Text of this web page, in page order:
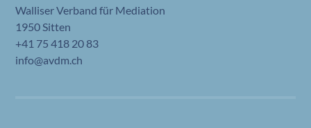
Walliser Verband für Mediation
1950 Sitten
+41 75 418 20 83
info@avdm.ch